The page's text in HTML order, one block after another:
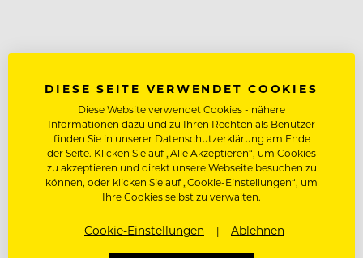
DIESE SEITE VERWENDET COOKIES
Diese Website verwendet Cookies - nähere
Informationen dazu und zu Ihren Rechten als Benutzer
finden Sie in unserer Datenschutzerklärung am Ende
der Seite. Klicken Sie auf „Alle Akzeptieren“, um Cookies
zu akzeptieren und direkt unsere Webseite besuchen zu
können, oder klicken Sie auf „Cookie-Einstellungen“, um
Ihre Cookies selbst zu verwalten.
Cookie-Einstellungen Ablehnen